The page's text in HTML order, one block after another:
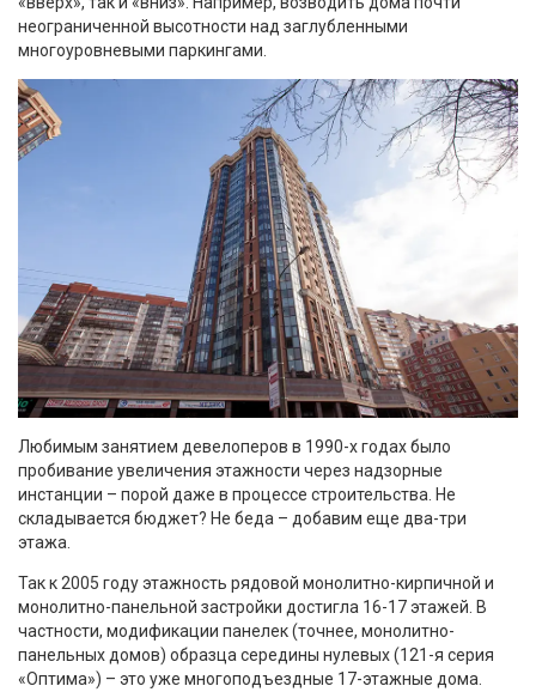
неограниченной высотности над заглубленными
многоуровневыми паркингами.
Любимым занятием девелоперов в 1990-х годах было
пробивание увеличения этажности через надзорные
инстанции – порой даже в процессе строительства. Не
складывается бюджет? Не беда – добавим еще два-три
этажа.
Так к 2005 году этажность рядовой монолитно-кирпичной и
монолитно-панельной застройки достигла 16-17 этажей. В
частности, модификации панелек (точнее, монолитно-
панельных домов) образца середины нулевых (121-я серия
«Оптима») – это уже многоподъездные 17-этажные дома.